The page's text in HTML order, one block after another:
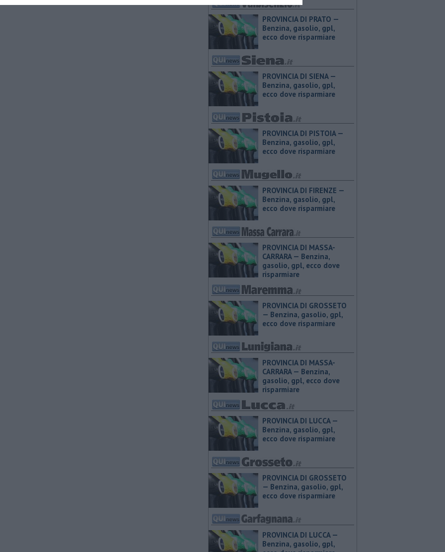
PROVINCIA DI PRATO — ​
Benzina, gasolio, gpl,
ecco dove risparmiare
PROVINCIA DI SIENA — ​
Benzina, gasolio, gpl,
ecco dove risparmiare
PROVINCIA DI PISTOIA — ​
Benzina, gasolio, gpl,
ecco dove risparmiare
PROVINCIA DI FIRENZE — ​
Benzina, gasolio, gpl,
ecco dove risparmiare
PROVINCIA DI MASSA-
CARRARA — ​Benzina,
gasolio, gpl, ecco dove
risparmiare
PROVINCIA DI GROSSETO
— ​Benzina, gasolio, gpl,
ecco dove risparmiare
PROVINCIA DI MASSA-
CARRARA — ​Benzina,
gasolio, gpl, ecco dove
risparmiare
PROVINCIA DI LUCCA — ​
Benzina, gasolio, gpl,
ecco dove risparmiare
PROVINCIA DI GROSSETO
— ​Benzina, gasolio, gpl,
ecco dove risparmiare
PROVINCIA DI LUCCA — ​
Benzina, gasolio, gpl,